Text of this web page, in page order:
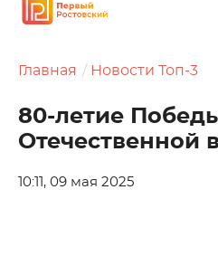
Главная Новости Топ-3
80-летие
Отечественной
10:11, 09 мая 2025